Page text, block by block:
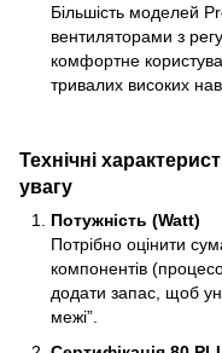
Більшість моделей
вентиляторами з
комфортне
тривалих високих
Технічні
увагу
Потужність (Watt)
Потрібно оцінити
компонентів
додати запас, щоб
межі”.